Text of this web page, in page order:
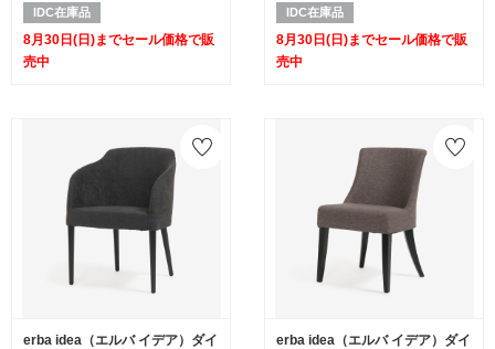
IDC在庫品
8月30日(日)までセール価格で販
売中
IDC在庫品
8月30日(日)までセール価格で販
売中
erba idea（エルバ イデア）ダイ
erba idea（エルバ イデア）ダイ